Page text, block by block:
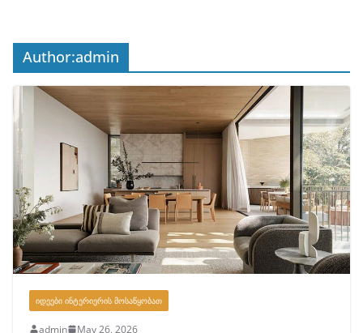
Author:admin
ᲘᲓᲔᲔᲑᲘ ᲘᲜᲢᲔᲠᲘᲔᲠᲘᲡ ᲛᲝᲡᲐᲬᲧᲝᲑᲐᲗ
admin
May 26, 2026